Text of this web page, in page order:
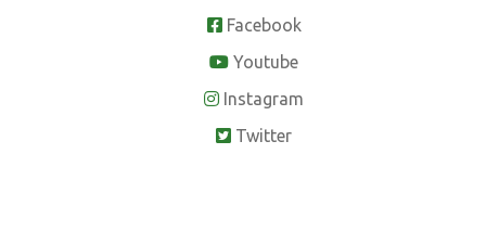
Facebook
Youtube
Instagram
Twitter